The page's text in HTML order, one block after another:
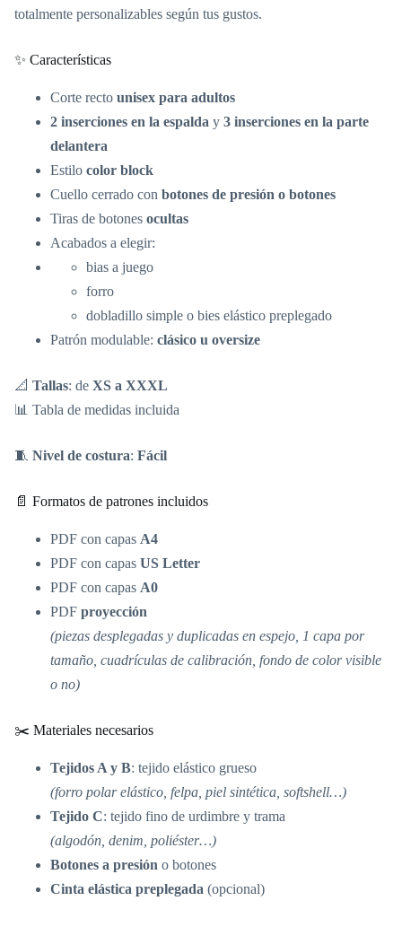
totalmente personalizables según tus gustos.
✨ Características
Corte recto unisex para adultos
2 inserciones en la espalda y 3 inserciones en la parte
delantera
Estilo color block
Cuello cerrado con botones de presión o botones
Tiras de botones ocultas
Acabados a elegir:
bias a juego
forro
dobladillo simple o bies elástico preplegado
Patrón modulable: clásico u oversize
📐 Tallas: de XS a XXXL
📊 Tabla de medidas incluida
🧵 Nivel de costura: Fácil
📄 Formatos de patrones incluidos
PDF con capas A4
PDF con capas US Letter
PDF con capas A0
PDF proyección
(piezas desplegadas y duplicadas en espejo, 1 capa por
tamaño, cuadrículas de calibración, fondo de color visible
o no)
✂️ Materiales necesarios
Tejidos A y B: tejido elástico grueso
(forro polar elástico, felpa, piel sintética, softshell…)
Tejido C: tejido fino de urdimbre y trama
(algodón, denim, poliéster…)
Botones a presión o botones
Cinta elástica preplegada (opcional)